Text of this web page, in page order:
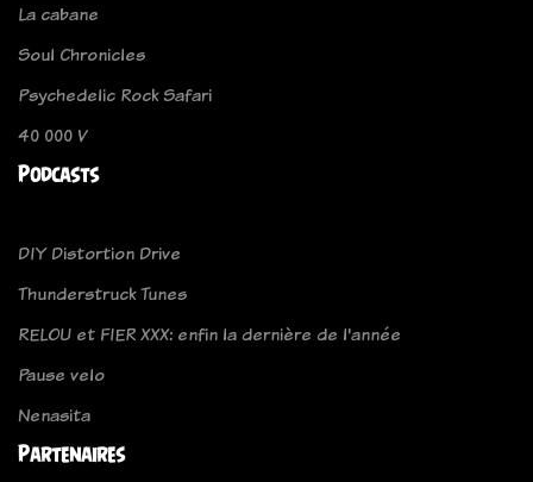
La cabane
Soul Chronicles
Psychedelic Rock Safari
40 000 V
Podcasts
DIY Distortion Drive
Thunderstruck Tunes
RELOU et FIER XXX: enfin la dernière de l'année
Pause velo
Nenasita
Partenaires